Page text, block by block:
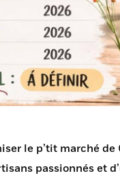
le p’tit marché
passionnés et